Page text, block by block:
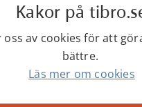
Kullerbyttan
Snickargården
Kakor på
oss av cookies för att
bättre.
Läs mer om cookies